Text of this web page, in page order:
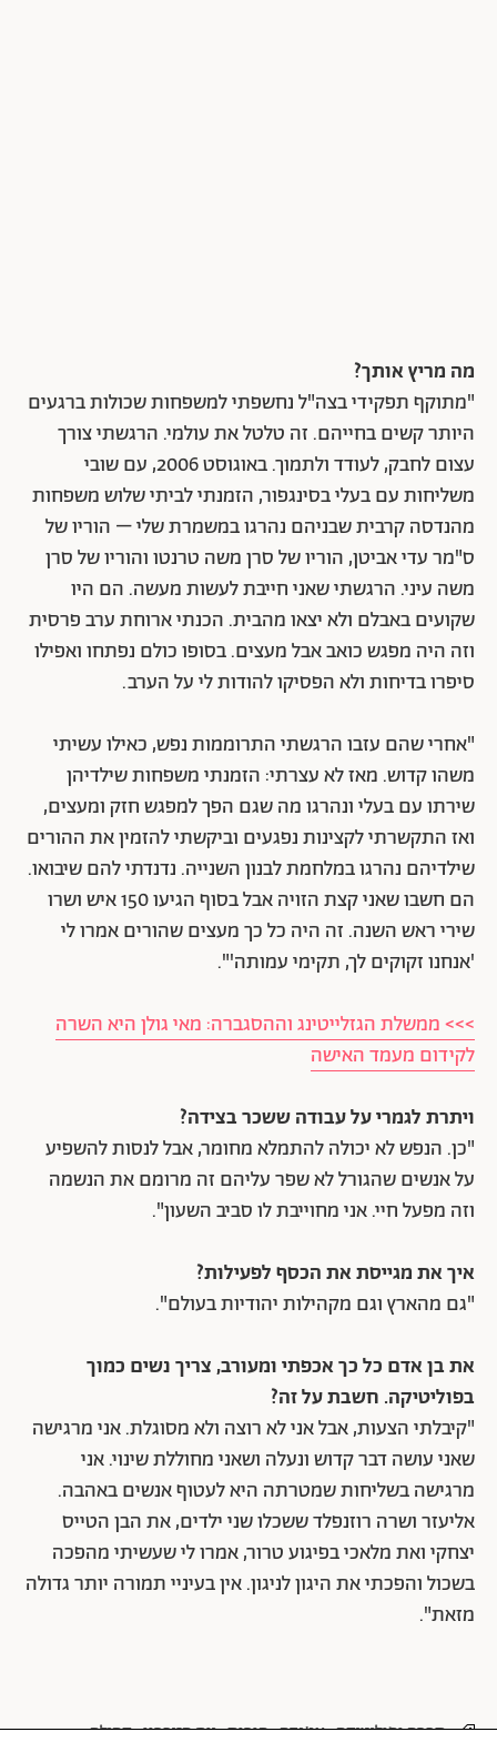
מה מריץ אותך?
"מתוקף תפקידי בצה"ל נחשפתי למשפחות שכולות ברגעים
היותר קשים בחייהם. זה טלטל את עולמי. הרגשתי צורך
עצום לחבק, לעודד ולתמוך. באוגוסט 2006, עם שובי
משליחות עם בעלי בסינגפור, הזמנתי לביתי שלוש משפחות
מהנדסה קרבית שבניהם נהרגו במשמרת שלי – הוריו של
ס"מר עדי אביטן, הוריו של סרן משה טרנטו והוריו של סרן
משה עיני. הרגשתי שאני חייבת לעשות מעשה. הם היו
שקועים באבלם ולא יצאו מהבית. הכנתי ארוחת ערב פרסית
וזה היה מפגש כואב אבל מעצים. בסופו כולם נפתחו ואפילו
סיפרו בדיחות ולא הפסיקו להודות לי על הערב.
"אחרי שהם עזבו הרגשתי התרוממות נפש, כאילו עשיתי
משהו קדוש. מאז לא עצרתי: הזמנתי משפחות שילדיהן
שירתו עם בעלי ונהרגו מה שגם הפך למפגש חזק ומעצים,
ואז התקשרתי לקצינות נפגעים וביקשתי להזמין את ההורים
שילדיהם נהרגו במלחמת לבנון השנייה. נדנדתי להם שיבואו.
הם חשבו שאני קצת הזויה אבל בסוף הגיעו 150 איש ושרו
שירי ראש השנה. זה היה כל כך מעצים שהורים אמרו לי
'אנחנו זקוקים לך, תקימי עמותה'".
>>> ממשלת הגזלייטינג וההסגברה: מאי גולן היא השרה
לקידום מעמד האישה
ויתרת לגמרי על עבודה ששכר בצידה?
"כן. הנפש לא יכולה להתמלא מחומר, אבל לנסות להשפיע
על אנשים שהגורל לא שפר עליהם זה מרומם את הנשמה
וזה מפעל חיי. אני מחוייבת לו סביב השעון".
איך את מגייסת את הכסף לפעילות?
"גם מהארץ וגם מקהילות יהודיות בעולם".
את בן אדם כל כך אכפתי ומעורב, צריך נשים כמוך
בפוליטיקה. חשבת על זה?
"קיבלתי הצעות, אבל אני לא רוצה ולא מסוגלת. אני מרגישה
שאני עושה דבר קדוש ונעלה ושאני מחוללת שינוי. אני
מרגישה בשליחות שמטרתה היא לעטוף אנשים באהבה.
אליעזר ושרה רוזנפלד ששכלו שני ילדים, את הבן הטייס
יצחקי ואת מלאכי בפיגוע טרור, אמרו לי שעשיתי מהפכה
בשכול והפכתי את היגון לניגון. אין בעיניי תמורה יותר גדולה
מזאת".
חברה ופוליטיקה אג'נדה הורות יום הזיכרון קהילה